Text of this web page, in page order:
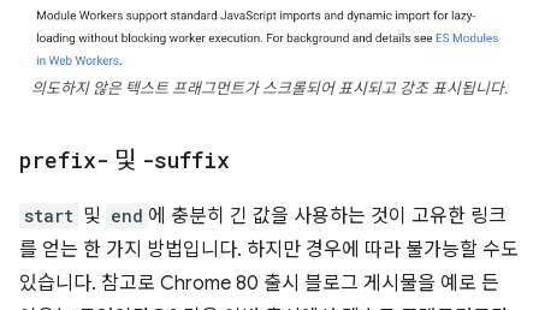
의도하지 않은 텍스트 프래그먼트가 스크롤되어 표시되고 강조 표시됩니다.
prefix- 및 -suffix
start 및 end 에 충분히 긴 값을 사용하는 것이 고유한 링크
를 얻는 한 가지 방법입니다. 하지만 경우에 따라 불가능할 수도
있습니다. 참고로 Chrome 80 출시 블로그 게시물을 예로 든